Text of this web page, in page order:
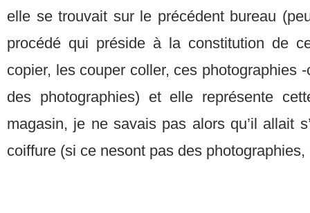
elle se trouvait sur le précédent bureau
procédé qui préside à la constitution de
copier, les couper coller, ces photographies
des photographies) et elle représente
magasin, je ne savais pas alors qu’il allait
coiffure (si ce nesont pas des photographies,